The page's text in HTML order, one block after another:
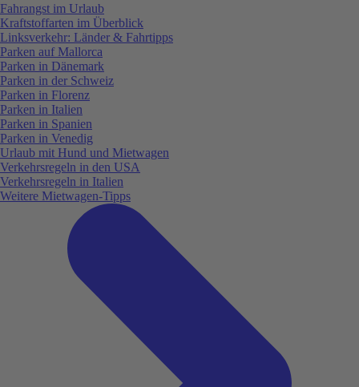
Fahrangst im Urlaub
Kraftstoffarten im Überblick
Linksverkehr: Länder & Fahrtipps
Parken auf Mallorca
Parken in Dänemark
Parken in der Schweiz
Parken in Florenz
Parken in Italien
Parken in Spanien
Parken in Venedig
Urlaub mit Hund und Mietwagen
Verkehrsregeln in den USA
Verkehrsregeln in Italien
Weitere Mietwagen-Tipps